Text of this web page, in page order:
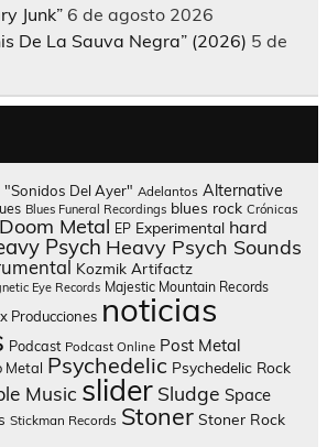
Junk” 6 de agosto 2026
De La Sauva Negra” (2026) 5 de
"Sonidos Del Ayer" Adelantos Alternative
Blues Funeral Recordings blues rock Crónicas
Doom Metal EP Experimental hard
Psych Heavy Psych Sounds
Kozmik Artifactz
Eye Records Majestic Mountain Records
Producciones noticias
Podcast Podcast Online Post Metal
Metal Psychedelic Psychedelic Rock
Music slider Sludge Space
Stickman Records Stoner Stoner Rock